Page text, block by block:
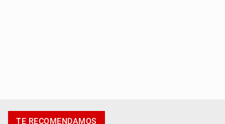
TE RECOMENDAMOS